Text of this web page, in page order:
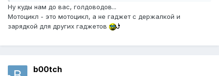
Ну куды нам до вас, голдоводов...
Мотоцикл - это мотоцикл, а не гаджет с держалкой и
зарядкой для других гаджетов
b00tch